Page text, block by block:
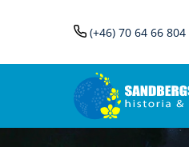
(+46) 70 64 66 804